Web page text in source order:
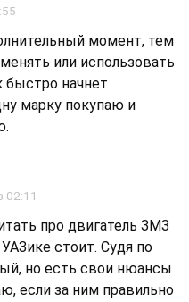
момент, тем
или использовать
быстро начнет
марку покупаю и
02:11
про двигатель ЗМЗ
стоит. Судя по
но есть свои нюансы
если за ним правильно